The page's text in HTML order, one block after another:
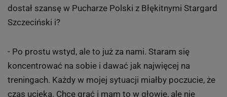
dostał szansę w Pucharze Polski z Błękitnymi Stargard
Szczeciński i?
- Po prostu wstyd, ale to już za nami. Staram się
koncentrować na sobie i dawać jak najwięcej na
treningach. Każdy w mojej sytuacji miałby poczucie, że
czas ucieka. Chcę grać i mam to w głowie, ale nie